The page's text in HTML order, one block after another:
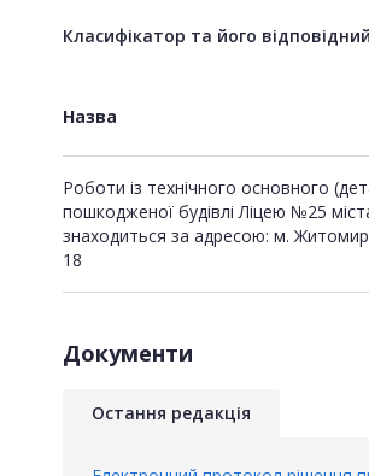
Класифікатор та його
Назва
Роботи із технічного основного
пошкодженої будівлі Ліцею №25
знаходиться за адресою: м.
18
Документи
Остання редакція